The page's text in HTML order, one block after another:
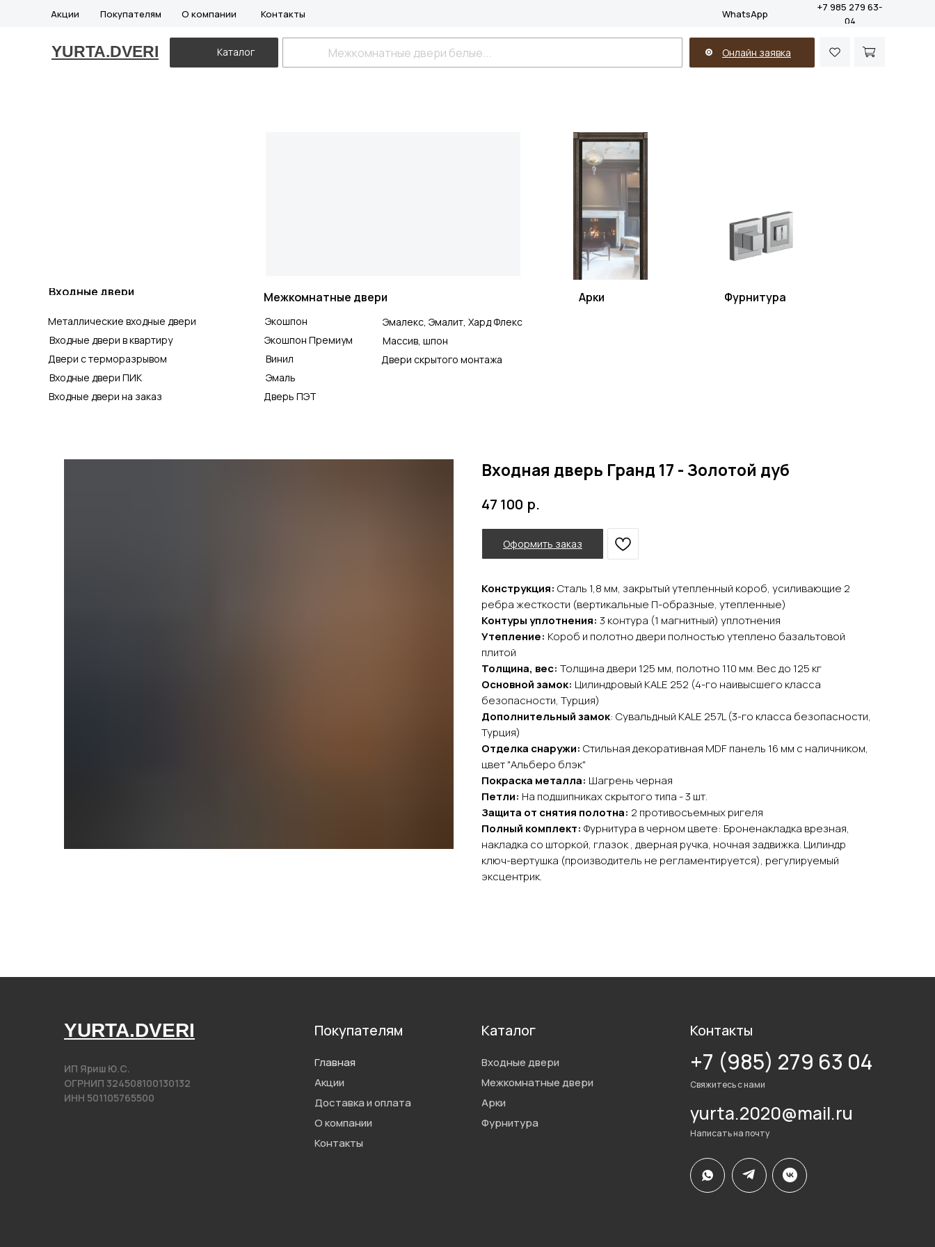
Акции Покупателям О компании Контакты WhatsApp
+7 985 279 63-
04
YURTA.DVERI Каталог Онлайн заявка
Входные двери на заказ
Входные двери ПИК
Двери с терморазрывом
Входные двери в квартиру
Дверь ПЭТ
Эмаль
Винил
Экошпон Премиум
Двери скрытого монтажа
Массив, шпон
Эмалекс, Эмалит, Хард Флекс
Экошпон
Металлические входные двери
Фурнитура
Арки
Межкомнатные двери
Входные двери
Входная дверь Гранд 17 - Золотой дуб
47 100 р.
Оформить заказ
Конструкция: Сталь 1,8 мм, закрытый утепленный короб, усиливающие 2
ребра жесткости (вертикальные П-образные, утепленные)
Контуры уплотнения: 3 контура (1 магнитный) уплотнения
Утепление: Короб и полотно двери полностью утеплено базальтовой
плитой
Толщина, вес: Толщина двери 125 мм, полотно 110 мм. Вес до 125 кг
Основной замок: Цилиндровый KALE 252 (4-го наивысшего класса
безопасности, Турция)
Дополнительный замок: Сувальдный KALE 257L (3-го класса безопасности,
Турция)
Отделка снаружи: Стильная декоративная MDF панель 16 мм с наличником,
цвет "Альберо блэк"
Покраска металла: Шагрень черная
Петли: На подшипниках скрытого типа - 3 шт.
Защита от снятия полотна: 2 противосъемных ригеля
Полный комплект: Фурнитура в черном цвете: Броненакладка врезная,
накладка со шторкой, глазок , дверная ручка, ночная задвижка. Цилиндр
ключ-вертушка (производитель не регламентируется), регулируемый
эксцентрик.
YURTA.DVERI
Контакты
О компании
Доставка и оплата
Акции
Фурнитура
Арки
Межкомнатные двери
Написать на почту
Свяжитесь с нами
Входные двери
Главная
yurta.2020@mail.ru
+7 (985) 279 63 04
Контакты
Каталог
Покупателям
ИП Яриш Ю.С.
ОГРНИП 324508100130132
ИНН 501105765500